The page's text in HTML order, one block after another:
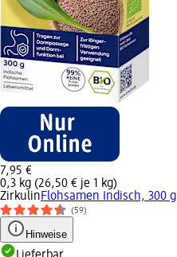
7,95 €
0,3 kg (26,50 € je 1 kg)
ZirkulinFlohsamen Indisch, 300 g
(59)
Hinweise